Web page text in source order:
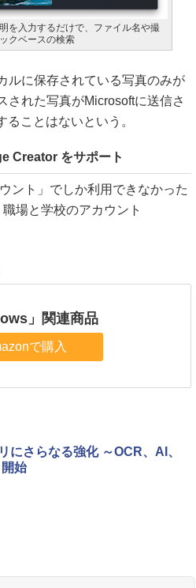
を入力するだけで、ファイル名や撮
クベースの検索
ルに保存されている写真のみが
された写真がMicrosoftに送信さ
ことはないという。
Creator をサポート
ント」でしか利用できなかった
職場と学校のアカウント
」関連商品
で購入
にさらなる強化 ～OCR、AI、
始